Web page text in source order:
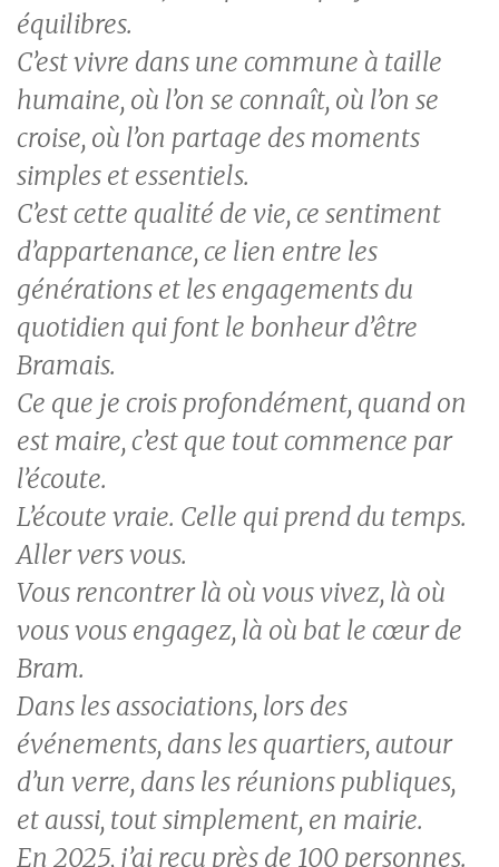
équilibres.
C’est vivre dans une commune à taille
humaine, où l’on se connaît, où l’on se
croise, où l’on partage des moments
simples et essentiels.
C’est cette qualité de vie, ce sentiment
d’appartenance, ce lien entre les
générations et les engagements du
quotidien qui font le bonheur d’être
Bramais.
Ce que je crois profondément, quand on
est maire, c’est que tout commence par
l’écoute.
L’écoute vraie. Celle qui prend du temps.
Aller vers vous.
Vous rencontrer là où vous vivez, là où
vous vous engagez, là où bat le cœur de
Bram.
Dans les associations, lors des
événements, dans les quartiers, autour
d’un verre, dans les réunions publiques,
et aussi, tout simplement, en mairie.
En 2025, j’ai reçu près de 100 personnes.